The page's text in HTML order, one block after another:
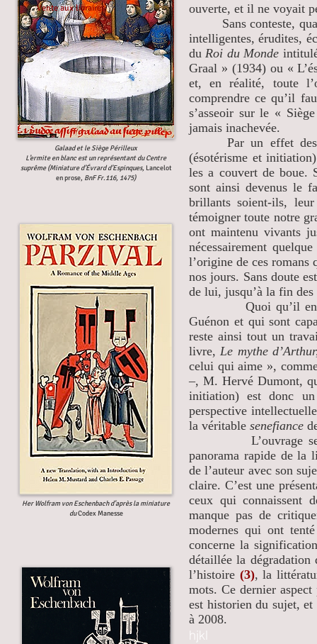
ouverte, et il ne voyait
Sans conteste, quant
intelligentes, érudites,
duRoi du Monde
Graal » (1934) ou «
et, en réalité, toute
comprendre ce qu’il
s’asseoir sur le «
jamais inachevée.
Par un effet des
(ésotérisme et
les a couvert de boue.
sont ainsi devenus le
brillants soient-ils,
témoigner toute notre
ont maintenu vivants
nécessairement
l’origine de ces romans
nos jours. Sans doute
de lui, jusqu’à la fin
Quoi qu’il en soit,
Guénon et qui sont
reste ainsi tout un
livre,Le mythe
celui qui aime »,
–, M. Hervé Dumont,
initiation) est donc
perspective
la véritable senefiance
L’ouvrage se
panorama rapide de la
de l’auteur avec son
claire. C’est une
ceux qui connaissent
manque pas de
modernes qui ont
concerne la
détaillée la dégradation
l’histoire (3), la
mots. Ce dernier
est historien du sujet,
à 2008.
hjkl
Her Wolfram von Eschenbach d’après la miniature
duCodex Manesse
Galaad et le Siège Périlleux
L’ermite en blanc est un représentant du Centre
suprême (Miniature d’Évrard d’Espinques, Lancelot
en prose, BnF Fr.116, 1475)
Vente aux libraires